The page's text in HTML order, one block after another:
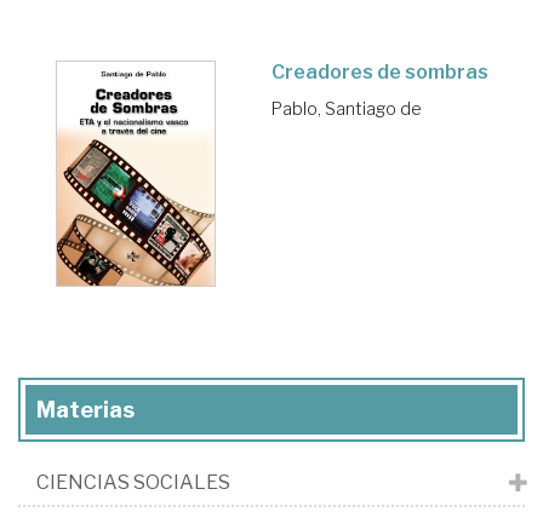
Creadores de sombras
Pablo, Santiago de
Materias
CIENCIAS SOCIALES